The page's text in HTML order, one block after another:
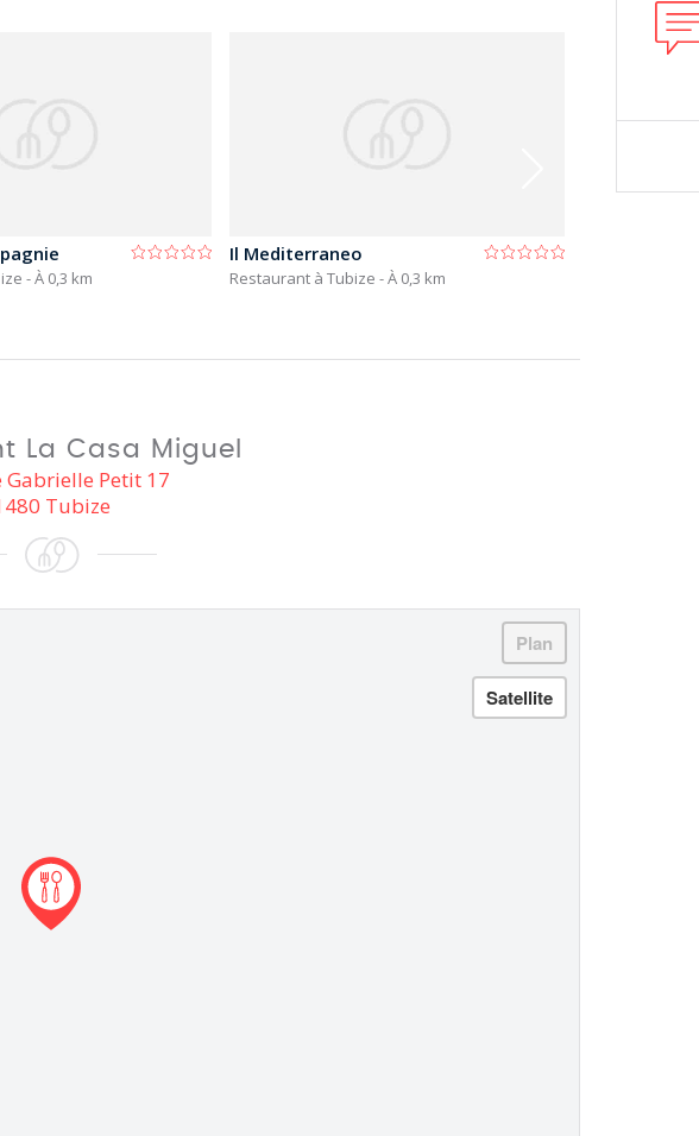
- À 0,3 km
Il Mediterraneo
Restaurant à Tubize - À 0,3 km
La Casa Miguel
Gabrielle Petit 17
Tubize